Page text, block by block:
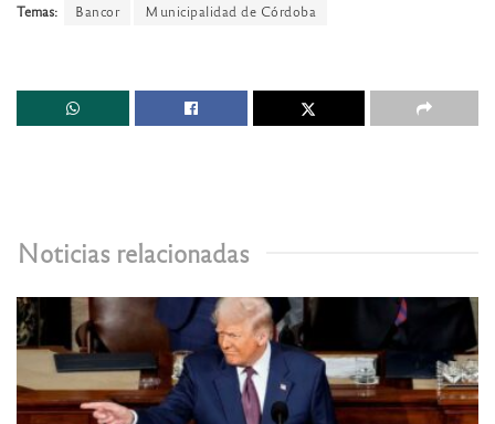
Temas: Bancor Municipalidad de Córdoba
Noticias relacionadas